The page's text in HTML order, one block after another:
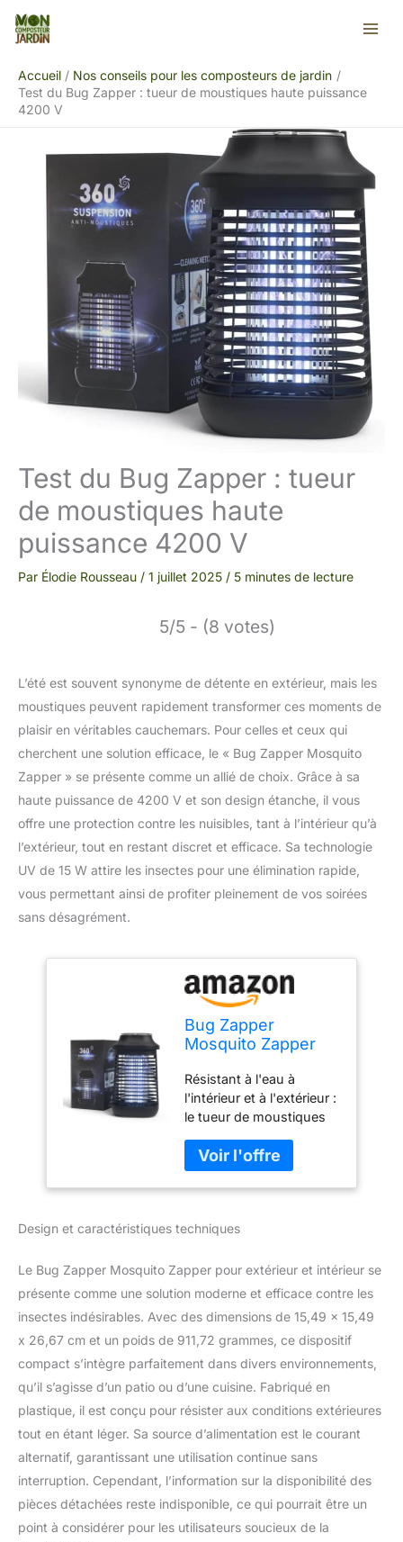
Aller
Accueil
Nos conseils pour les composteurs de jardin
Test du Bug Zapper : tueur de moustiques haute puissance
4200 V
Test du Bug Zapper : tueur
de moustiques haute
puissance 4200 V
Par Élodie Rousseau / 1 juillet 2025 / 5 minutes de lecture
5/5 - (8 votes)
L’été est souvent synonyme de détente en extérieur, mais les
moustiques peuvent rapidement transformer ces moments de
plaisir en véritables cauchemars. Pour celles et ceux qui
cherchent une solution efficace, le « Bug Zapper Mosquito
Zapper » se présente comme un allié de choix. Grâce à sa
haute puissance de 4200 V et son design étanche, il vous
offre une protection contre les nuisibles, tant à l’intérieur qu’à
l’extérieur, tout en restant discret et efficace. Sa technologie
UV de 15 W attire les insectes pour une élimination rapide,
vous permettant ainsi de profiter pleinement de vos soirées
sans désagrément.
Bug Zapper
Mosquito Zapper
intérieur, 4200 V
Haute Puissance,
étanche, pour
moustiques, Spot
UV 15 W, pièges à
Mouches, Patio,
Tueur de pièges
Cuisine,
Résistant à l'eau à
l'intérieur et à l'extérieur :
le tueur de moustiques
vous débarrasser des
insectes d'intérieur,
garder la chambre, la
propres, sûr et
danger pour les enfants
et les enfants. Les tueurs
protègent la cour, la
terrasse et l'espace de
vie à l'air dernière
intervention contre les
Niveau d'étanchéité
IPX4. Utilisez-le
normalement sous la
pluie (complètement
éclaboussures). Zapper
électrique pour insectes :
Design et caractéristiques techniques
Le Bug Zapper Mosquito Zapper pour extérieur et intérieur se
présente comme une solution moderne et efficace contre les
insectes indésirables. Avec des dimensions de 15,49 x 15,49
x 26,67 cm et un poids de 911,72 grammes, ce dispositif
compact s’intègre parfaitement dans divers environnements,
qu’il s’agisse d’un patio ou d’une cuisine. Fabriqué en
plastique, il est conçu pour résister aux conditions extérieures
tout en étant léger. Sa source d’alimentation est le courant
alternatif, garantissant une utilisation continue sans
interruption. Cependant, l’information sur la disponibilité des
pièces détachées reste indisponible, ce qui pourrait être un
point à considérer pour les utilisateurs soucieux de la
Rechercher